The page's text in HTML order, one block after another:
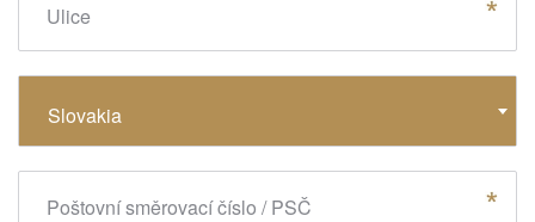
Ulice
Slovakia
Poštovní směrovací číslo / PSČ